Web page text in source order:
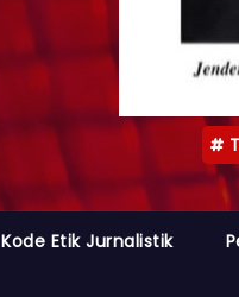
Kode Etik Jurnalistik